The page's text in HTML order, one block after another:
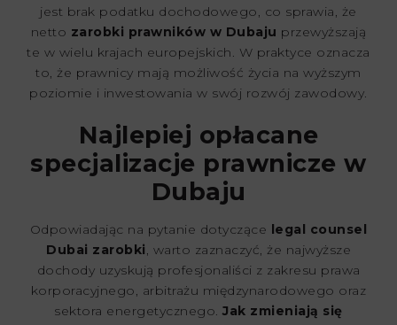
jest brak podatku dochodowego, co sprawia, że
netto zarobki prawników w Dubaju przewyższają
te w wielu krajach europejskich. W praktyce oznacza
to, że prawnicy mają możliwość życia na wyższym
poziomie i inwestowania w swój rozwój zawodowy.
Najlepiej opłacane
specjalizacje prawnicze w
Dubaju
Odpowiadając na pytanie dotyczące legal counsel
Dubai zarobki , warto zaznaczyć, że najwyższe
dochody uzyskują profesjonaliści z zakresu prawa
korporacyjnego, arbitrażu międzynarodowego oraz
sektora energetycznego.Jak zmieniają się